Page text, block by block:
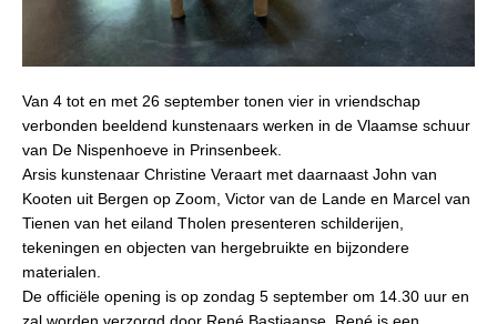
Van 4 tot en met 26 september tonen vier in vriendschap
verbonden beeldend kunstenaars werken in de Vlaamse schuur
van De Nispenhoeve in Prinsenbeek.
Arsis kunstenaar Christine Veraart met daarnaast John van
Kooten uit Bergen op Zoom, Victor van de Lande en Marcel van
Tienen van het eiland Tholen presenteren schilderijen,
tekeningen en objecten van hergebruikte en bijzondere
materialen.
De officiële opening is op zondag 5 september om 14.30 uur en